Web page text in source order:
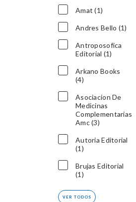
Amat (1)
Andres Bello (1)
Antroposofica
Editorial (1)
Arkano Books
(4)
Asociacion De
Medicinas
Complementarias
Amc (3)
Autoria Editorial
(1)
Brujas Editorial
(1)
VER TODOS